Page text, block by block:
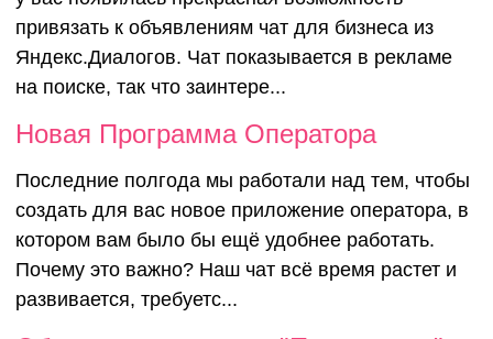
привязать к объявлениям чат для бизнеса из
Яндекс.Диалогов. Чат показывается в рекламе
на поиске, так что заинтере...
Новая Программа Оператора
Последние полгода мы работали над тем, чтобы
создать для вас новое приложение оператора, в
котором вам было бы ещё удобнее работать.
Почему это важно? Наш чат всё время растет и
развивается, требуетс...